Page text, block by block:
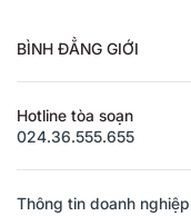
BÌNH ĐẲNG GIỚI
Hotline tòa soạn
024.36.555.655
Thông tin doanh nghiệp